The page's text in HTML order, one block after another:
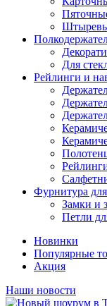
Для
Рейлинги и
Фурнитура
Замки и
Петли
Новинки
Популярные
Акция
Наши новости